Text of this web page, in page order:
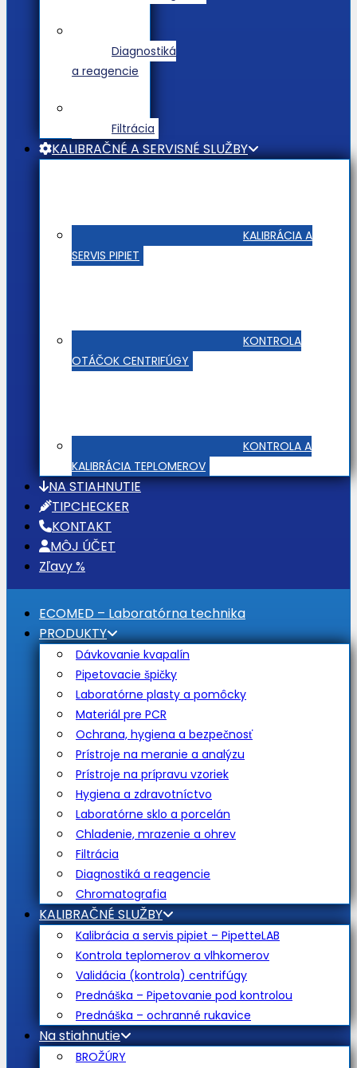
Diagnostiká
a reagencie
Filtrácia
KALIBRAČNÉ A SERVISNÉ SLUŽBY
KALIBRÁCIA A
SERVIS PIPIET
KONTROLA
OTÁČOK CENTRIFÚGY
KONTROLA A
KALIBRÁCIA TEPLOMEROV
NA STIAHNUTIE
TIPCHECKER
KONTAKT
MÔJ ÚČET
Zľavy %
ECOMED – Laboratórna technika
PRODUKTY
Dávkovanie kvapalín
Pipetovacie špičky
Laboratórne plasty a pomôcky
Materiál pre PCR
Ochrana, hygiena a bezpečnosť
Prístroje na meranie a analýzu
Prístroje na prípravu vzoriek
Hygiena a zdravotníctvo
Laboratórne sklo a porcelán
Chladenie, mrazenie a ohrev
Filtrácia
Diagnostiká a reagencie
Chromatografia
KALIBRAČNÉ SLUŽBY
Kalibrácia a servis pipiet – PipetteLAB
Kontrola teplomerov a vlhkomerov
Validácia (kontrola) centrifúgy
Prednáška – Pipetovanie pod kontrolou
Prednáška – ochranné rukavice
Na stiahnutie
BROŽÚRY